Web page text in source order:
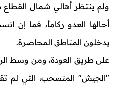
ولم ينتظر أهالي شمال القطاع
أحالها العدو ركاماً، فما إن
يدخلون المناطق المحاصرة.
على طريق العودة، ومن وسط
"الجيش" المنسحب، التي لم